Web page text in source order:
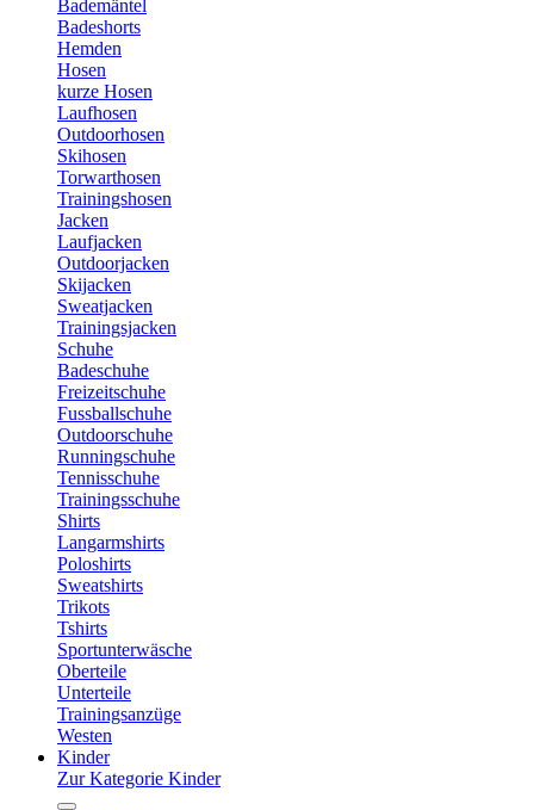
Bademäntel
Badeshorts
Hemden
Hosen
kurze Hosen
Laufhosen
Outdoorhosen
Skihosen
Torwarthosen
Trainingshosen
Jacken
Laufjacken
Outdoorjacken
Skijacken
Sweatjacken
Trainingsjacken
Schuhe
Badeschuhe
Freizeitschuhe
Fussballschuhe
Outdoorschuhe
Runningschuhe
Tennisschuhe
Trainingsschuhe
Shirts
Langarmshirts
Poloshirts
Sweatshirts
Trikots
Tshirts
Sportunterwäsche
Oberteile
Unterteile
Trainingsanzüge
Westen
Kinder
Zur Kategorie Kinder